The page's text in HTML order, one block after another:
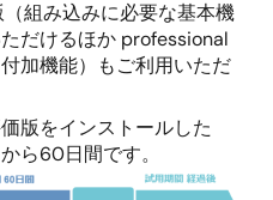
組み込みに必要な基本機
だけるほか professional
加機能）もご利用いただ
版をインストールした
ら60日間です。